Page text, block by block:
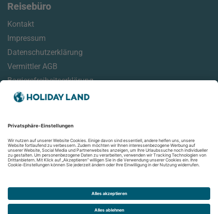
Reisebüro
Kontakt
Impressum
Datenschutzerklärung
Vermittler AGB
Barrierefreiheitserklärung
Online Check-In Informationen
Reisehinweise
Reisemonitor
Aktuelles
Newsletter